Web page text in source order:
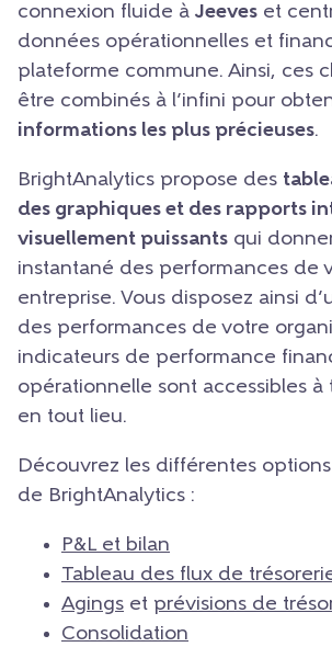
connexion fluide à Jeeves et
données opérationnelles et
plateforme commune. Ainsi, ces
être combinés à l’infini pour
informations les plus précieuses.
BrightAnalytics propose des
des graphiques et des rapports
visuellement puissants qui
instantané des performances de
entreprise. Vous disposez ainsi
des performances de votre
indicateurs de performance
opérationnelle sont accessibles
en tout lieu.
Découvrez les différentes
de BrightAnalytics :
P&L et bilan
Tableau des flux de
Agings et prévisions de
Consolidation